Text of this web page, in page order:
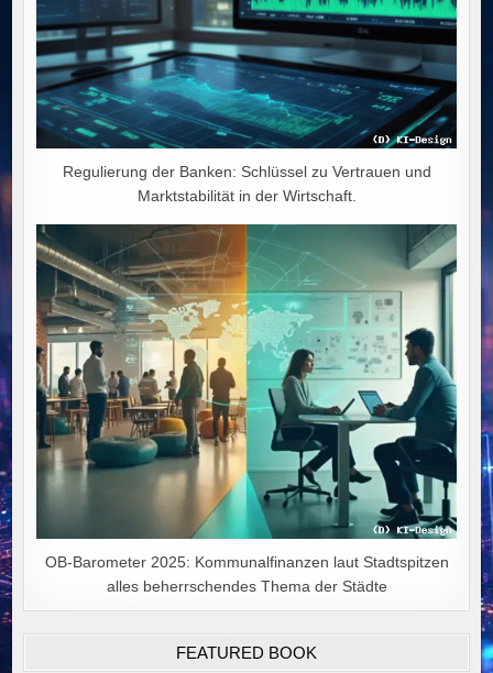
Regulierung der Banken: Schlüssel zu Vertrauen und
Marktstabilität in der Wirtschaft.
OB-Barometer 2025: Kommunalfinanzen laut Stadtspitzen
alles beherrschendes Thema der Städte
FEATURED BOOK